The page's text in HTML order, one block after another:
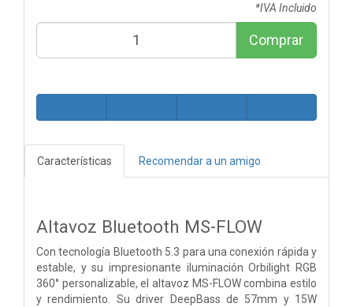
*IVA Incluido
Comprar
Características Recomendar a un amigo
Altavoz Bluetooth MS-FLOW
Con tecnología Bluetooth 5.3 para una conexión rápida y
estable, y su impresionante iluminación Orbilight RGB
360° personalizable, el altavoz MS-FLOW combina estilo
y rendimiento. Su driver DeepBass de 57mm y 15W